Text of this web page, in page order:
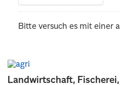
Landwirtschaft,
Bitte versuch es mit einer